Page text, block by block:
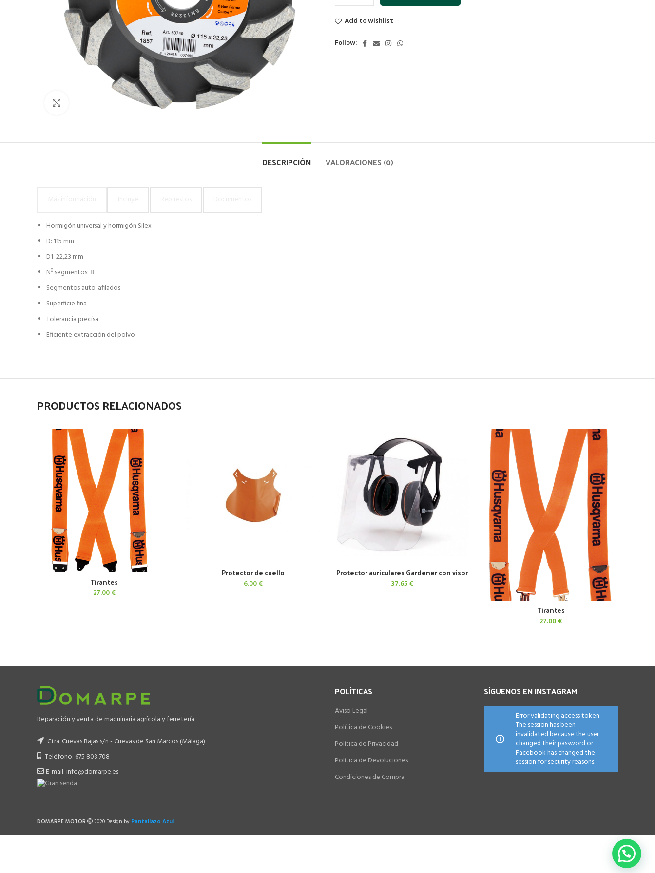
Add to wishlist
Follow:
DESCRIPCIÓN VALORACIONES (0)
Hormigón universal y hormigón Silex
D: 115 mm
D1: 22,23 mm
Nº segmentos: 8
Segmentos auto-afilados
Superficie fina
Tolerancia precisa
Eficiente extracción del polvo
PRODUCTOS RELACIONADOS
AÑADIR AL CARRITO
Tirantes
27.00€
AÑADIR AL CARRITO
Protector de cuello
6.00€
AÑADIR AL CARRITO
Protector auriculares Gardener con visor
37.65€
AÑADIR AL CARRITO
Tirantes
27.00€
Reparación y venta de maquinaria agrícola y ferretería
Ctra. Cuevas Bajas s/n - Cuevas de San Marcos (Málaga)
Teléfono: 675 803 708
E-mail: info@domarpe.es
POLÍTICAS
Aviso Legal
Política de Cookies
Política de Privacidad
Política de Devoluciones
Condiciones de Compra
SÍGUENOS EN INSTAGRAM
Error validating access token:
The session has been
invalidated because the user
changed their password or
Facebook has changed the
session for security reasons.
DOMARPE MOTOR 2020 Design by Pantallazo Azul.